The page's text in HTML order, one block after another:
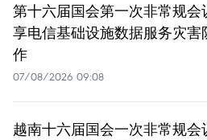
第十六届国会第一次非常规会
享电信基础设施数据服务灾害
作
07/08/2026 09:08
越南十六届国会一次非常规会